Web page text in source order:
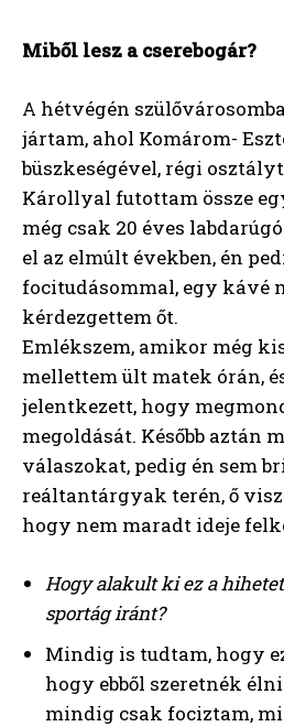
Miből lesz a cserebogár?
A hétvégén
jártam, ahol Komárom-
büszkeségével, régi
Károllyal futottam össze
még csak 20 éves
el az elmúlt években, én
focitudásommal, egy kávé
kérdezgettem őt.
Emlékszem, amikor még
mellettem ült matek órán,
jelentkezett, hogy
megoldását. Később aztán
válaszokat, pedig én sem
reáltantárgyak terén, ő
hogy nem maradt ideje
Hogy alakult ki ez a
sportág iránt?
Mindig is tudtam, hogy
hogy ebből szeretnék
mindig csak fociztam,